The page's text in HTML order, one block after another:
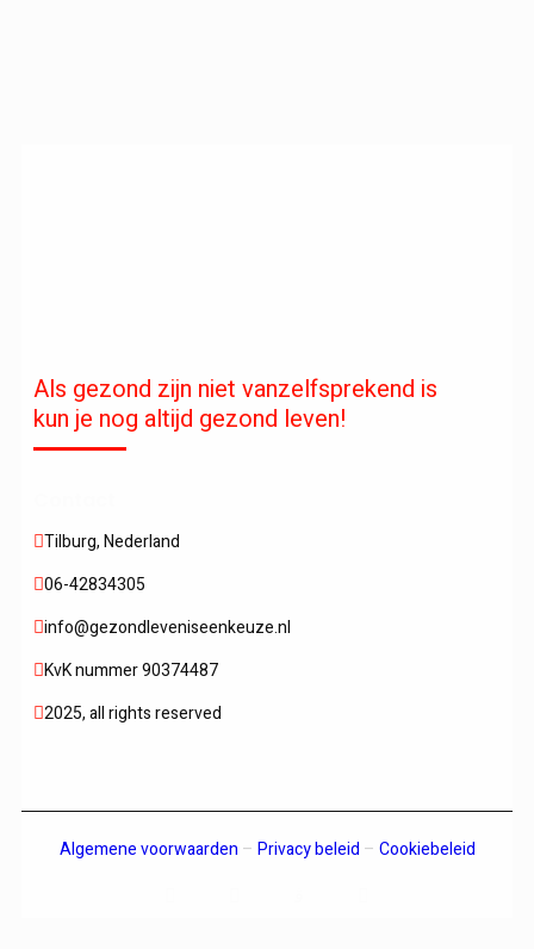
Als gezond zijn niet vanzelfsprekend is
kun je nog altijd gezond leven!
Tilburg, Nederland
06-42834305
info@gezondleveniseenkeuze.nl
KvK nummer 90374487
2025, all rights reserved
Algemene voorwaarden – Privacy beleid – Cookiebeleid